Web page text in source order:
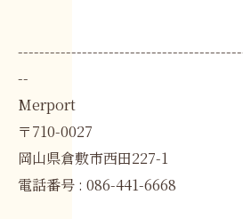
--
Merport
〒710-0027
岡山県倉敷市西田227-1
電話番号 : 086-441-6668